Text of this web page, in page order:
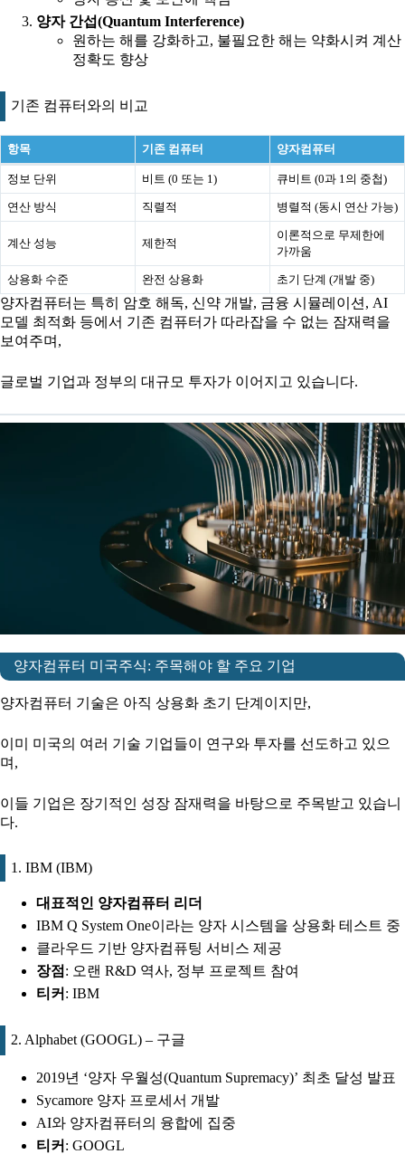
양자 간섭(Quantum Interference)
원하는 해를 강화하고, 불필요한 해는 약화시켜 계산
정확도 향상
기존 컴퓨터와의 비교
항목 기존 컴퓨터 양자컴퓨터
정보 단위 비트 (0 또는 1) 큐비트 (0과 1의 중첩)
연산 방식 직렬적 병렬적 (동시 연산 가능)
계산 성능 제한적
이론적으로 무제한에
가까움
상용화 수준 완전 상용화 초기 단계 (개발 중)
양자컴퓨터는 특히 암호 해독, 신약 개발, 금융 시뮬레이션, AI
모델 최적화 등에서 기존 컴퓨터가 따라잡을 수 없는 잠재력을
보여주며,
글로벌 기업과 정부의 대규모 투자가 이어지고 있습니다.
양자컴퓨터 미국주식: 주목해야 할 주요 기업
양자컴퓨터 기술은 아직 상용화 초기 단계이지만,
이미 미국의 여러 기술 기업들이 연구와 투자를 선도하고 있으
며,
이들 기업은 장기적인 성장 잠재력을 바탕으로 주목받고 있습니
다.
1. IBM (IBM)
대표적인 양자컴퓨터 리더
IBM Q System One이라는 양자 시스템을 상용화 테스트 중
클라우드 기반 양자컴퓨팅 서비스 제공
장점 : 오랜 R&D 역사, 정부 프로젝트 참여
티커 : IBM
2. Alphabet (GOOGL) – 구글
2019년 ‘양자 우월성(Quantum Supremacy)’ 최초 달성 발표
Sycamore 양자 프로세서 개발
AI와 양자컴퓨터의 융합에 집중
티커 : GOOGL